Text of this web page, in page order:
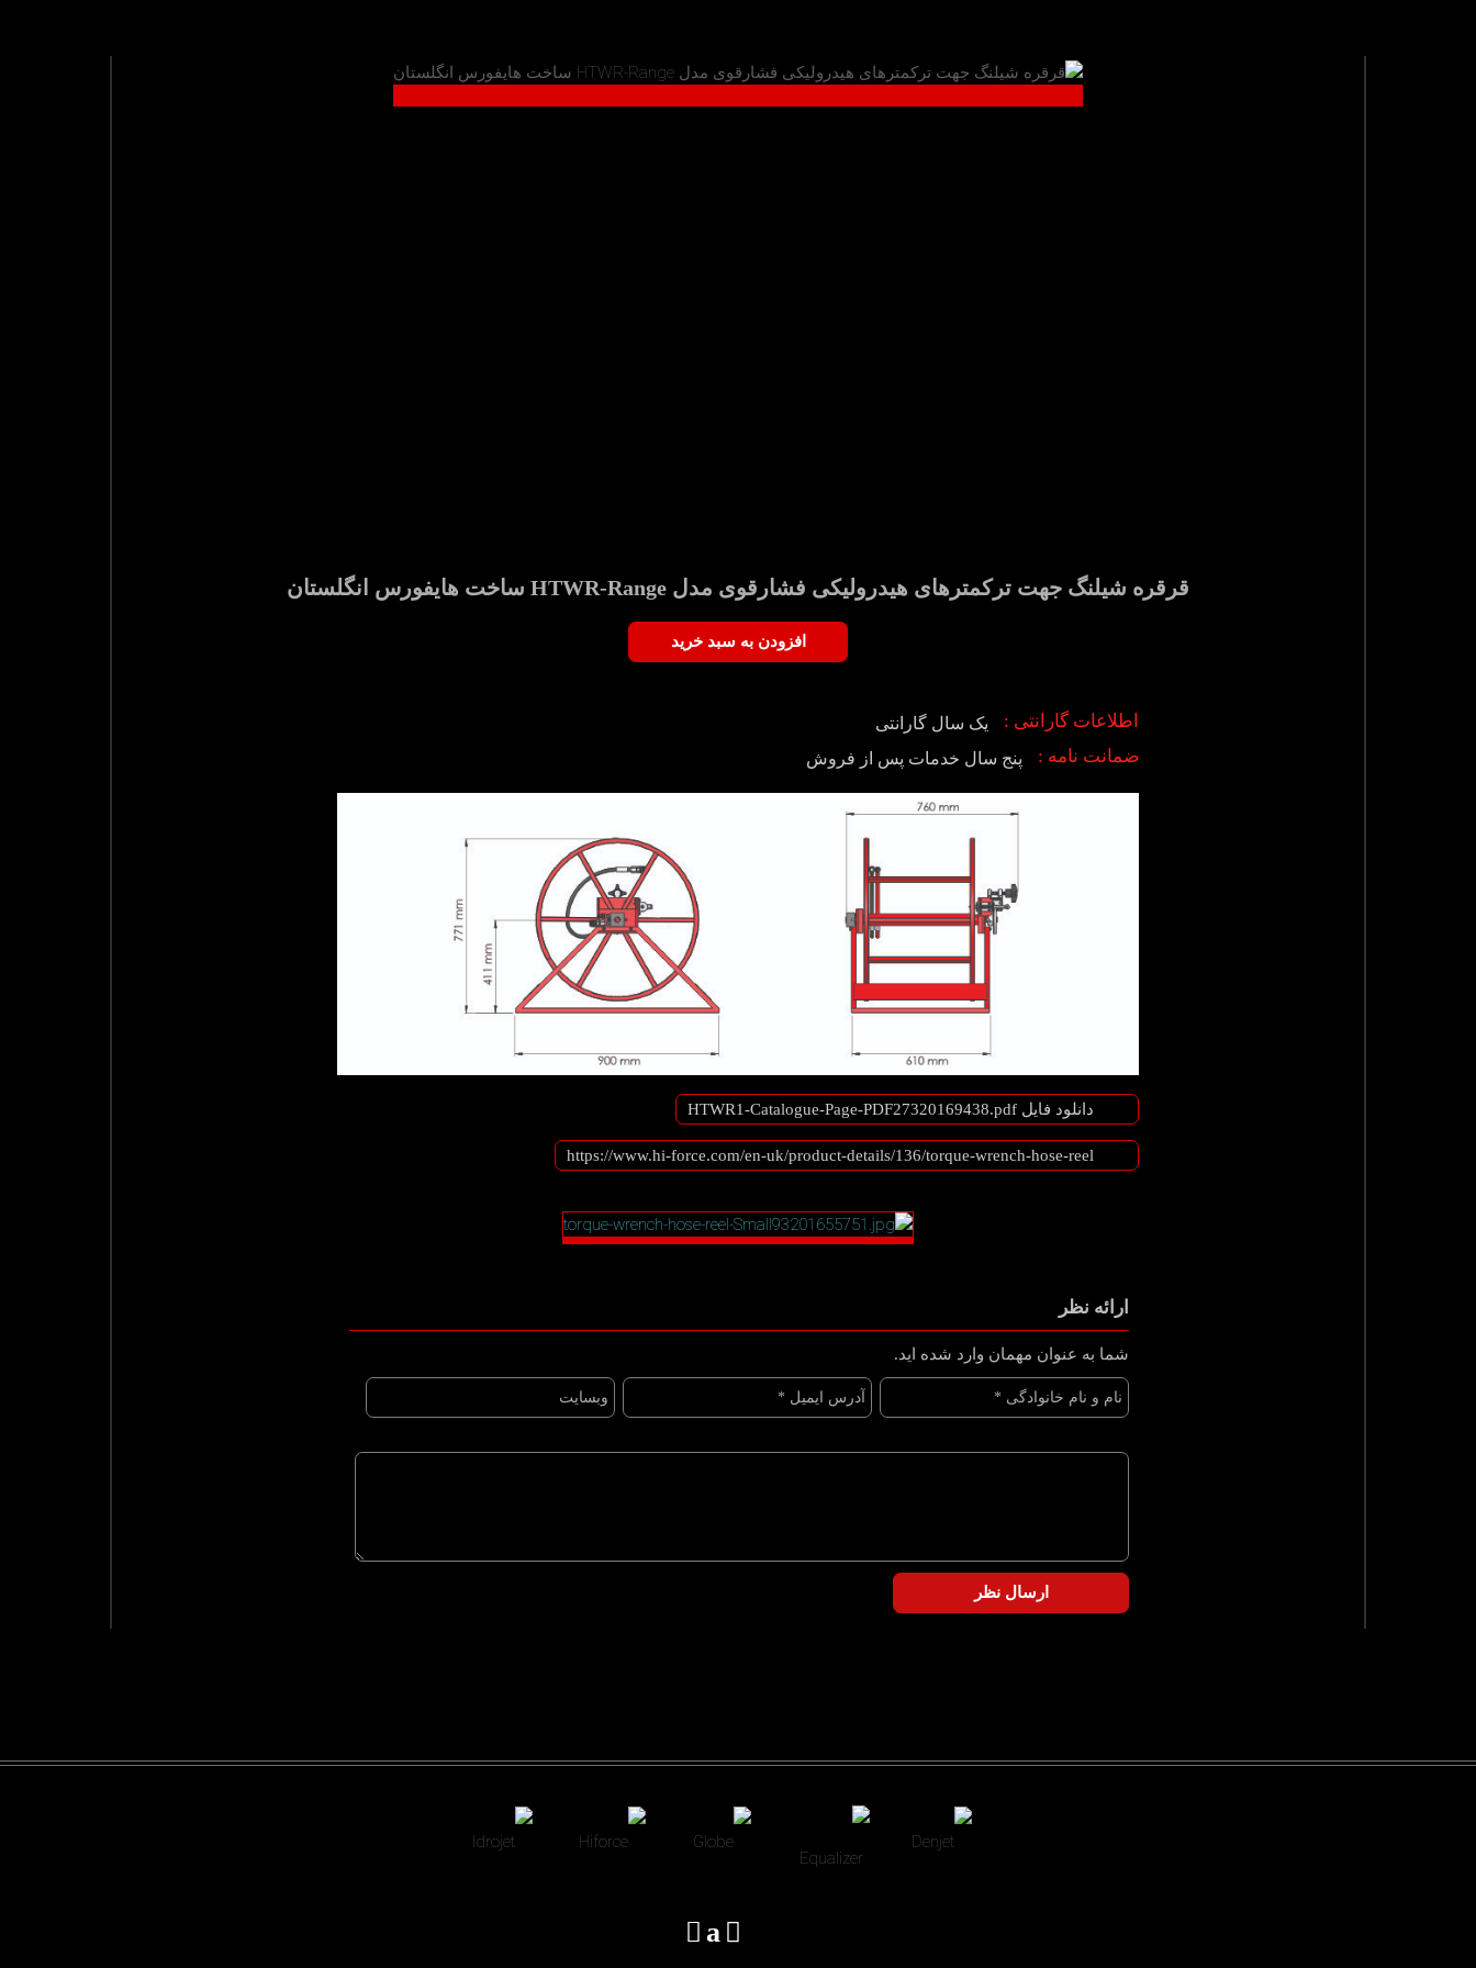
قرقره شیلنگ جهت ترکمترهای هیدرولیکی فشارقوی مدل HTWR-Range ساخت هایفورس انگلستان
افزودن به سبد خرید
اطلاعات گارانتی : یک سال گارانتی
ضمانت نامه : پنج سال خدمات پس از فروش
دانلود فایل HTWR1-Catalogue-Page-PDF27320169438.pdf
https://www.hi-force.com/en-uk/product-details/136/torque-wrench-hose-reel
ارائه نظر
شما به عنوان مهمان وارد شده اید.